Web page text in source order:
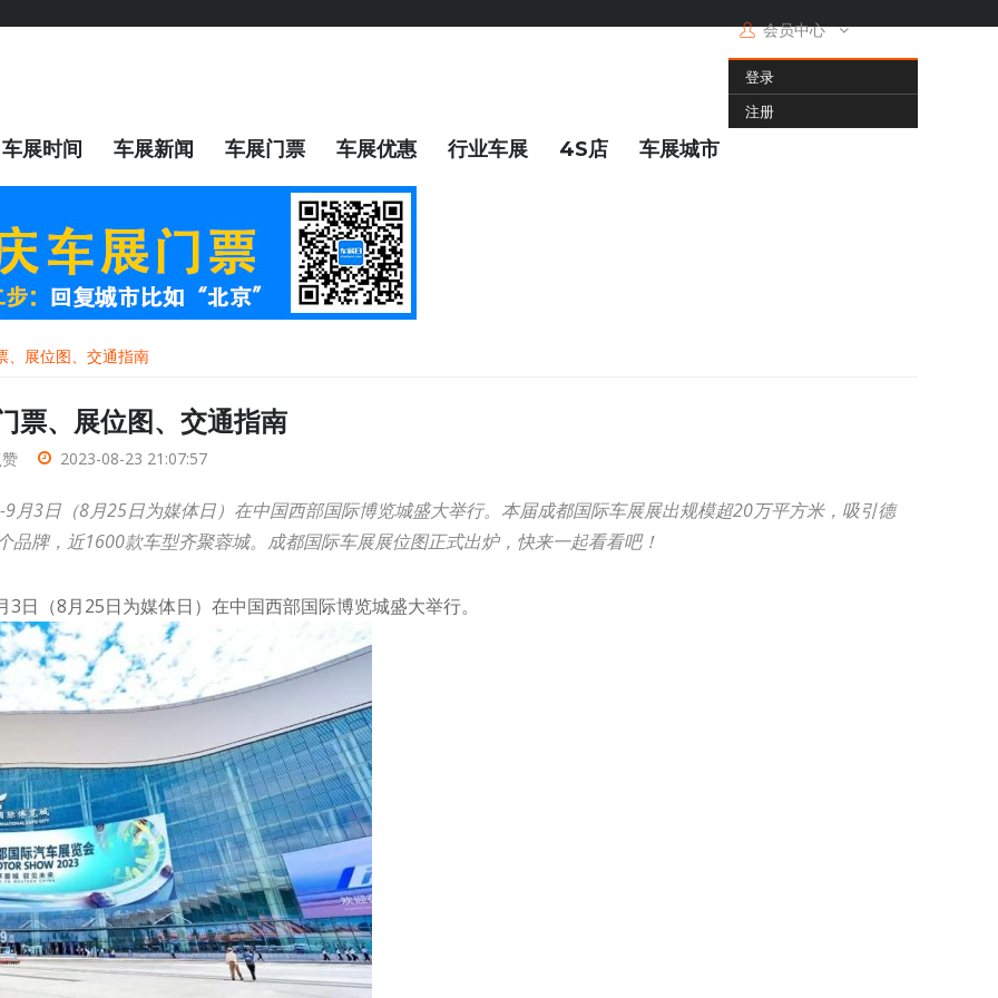
会员中心
登录
注册
车展时间 车展新闻 车展门票 车展优惠 行业车展 4S店 车展城市
、展位图、交通指南
票、展位图、交通指南
2023-08-23 21:07:57
月3日（8月25日为媒体日）在中国西部国际博览城盛大举行。本届成都国际车展展出规模超20万平方米，吸引德
牌，近1600款车型齐聚蓉城。成都国际车展展位图正式出炉，快来一起看看吧！
日（8月25日为媒体日）在中国西部国际博览城盛大举行。